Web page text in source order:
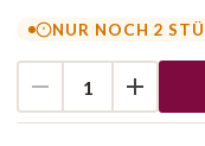
NUR NOCH 2